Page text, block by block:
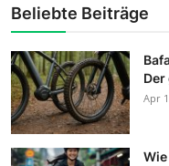
Beliebte Beiträge
Apr